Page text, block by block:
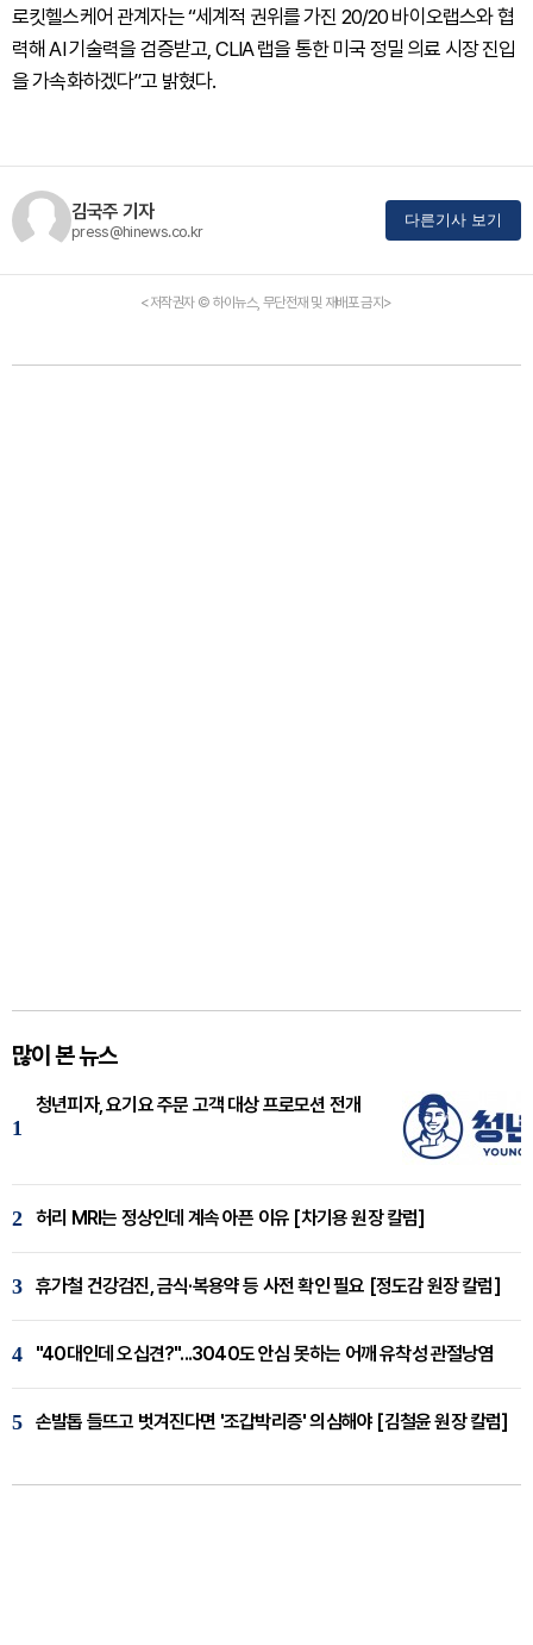
로킷헬스케어 관계자는 “세계적 권위를 가진 20/20 바이오랩스와 협
력해 AI 기술력을 검증받고, CLIA 랩을 통한 미국 정밀 의료 시장 진입
을 가속화하겠다”고 밝혔다.
김국주 기자
press@hinews.co.kr
다른기사 보기
<저작권자 © 하이뉴스, 무단전재 및 재배포 금지>
많이 본 뉴스
1
청년피자, 요기요 주문 고객 대상 프로모션 전개
2 허리 MRI는 정상인데 계속 아픈 이유 [차기용 원장 칼럼]
3 휴가철 건강검진, 금식·복용약 등 사전 확인 필요 [정도감 원장 칼럼]
4 "40대인데 오십견?"...3040도 안심 못하는 어깨 유착성 관절낭염
5 손발톱 들뜨고 벗겨진다면 '조갑박리증' 의심해야 [김철윤 원장 칼럼]